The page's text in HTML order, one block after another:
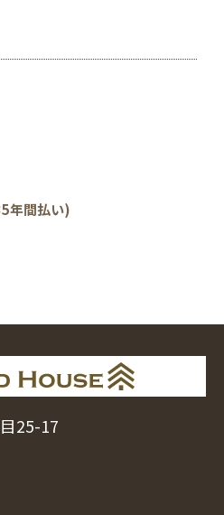
年間払い)
25-17